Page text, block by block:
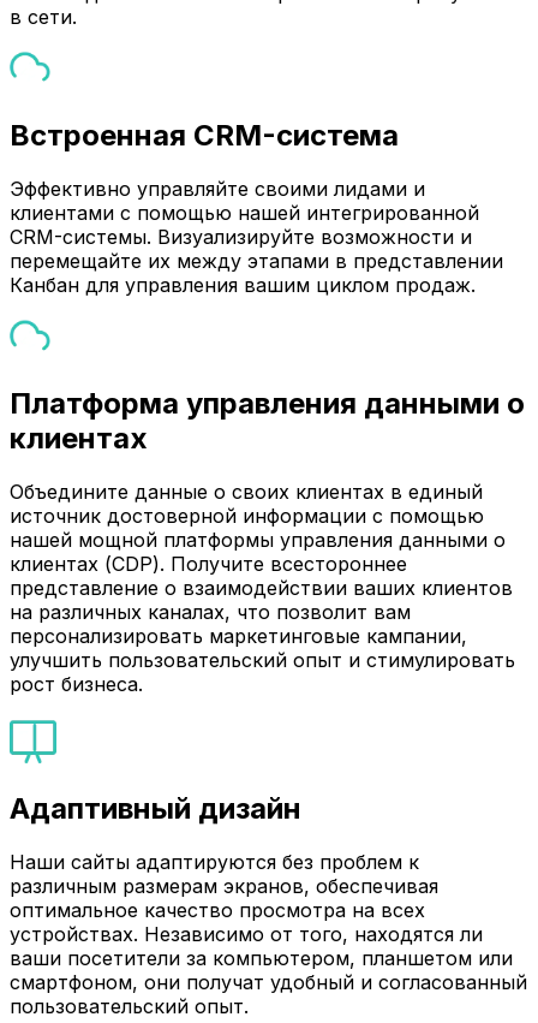
в сети.
Встроенная CRM-система
Эффективно управляйте своими лидами и
клиентами с помощью нашей интегрированной
CRM-системы. Визуализируйте возможности и
перемещайте их между этапами в представлении
Канбан для управления вашим циклом продаж.
Платформа управления данными о
клиентах
Объедините данные о своих клиентах в единый
источник достоверной информации с помощью
нашей мощной платформы управления данными о
клиентах (CDP). Получите всестороннее
представление о взаимодействии ваших клиентов
на различных каналах, что позволит вам
персонализировать маркетинговые кампании,
улучшить пользовательский опыт и стимулировать
рост бизнеса.
Адаптивный дизайн
Наши сайты адаптируются без проблем к
различным размерам экранов, обеспечивая
оптимальное качество просмотра на всех
устройствах. Независимо от того, находятся ли
ваши посетители за компьютером, планшетом или
смартфоном, они получат удобный и согласованный
пользовательский опыт.